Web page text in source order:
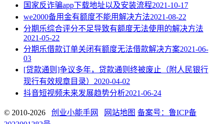
国家反诈骗app下载地址以及安装流程2021-10-17
we2000备用金有额度不能用解决方法2021-08-22
分期乐综合评分不足导致有额度无法使用的解决方法
2021-05-22
分期乐借款订单关闭有额度无法借款解决方案2021-06-
03
[贷款通则]争议多年，贷款通则终被废止（附人民银行
现行有效规章目录） 2020-04-02
抖音短视频未来发展趋势分析2021-06-24
© 2010-2026 创业小能手网 网站地图 备案号：鲁ICP备